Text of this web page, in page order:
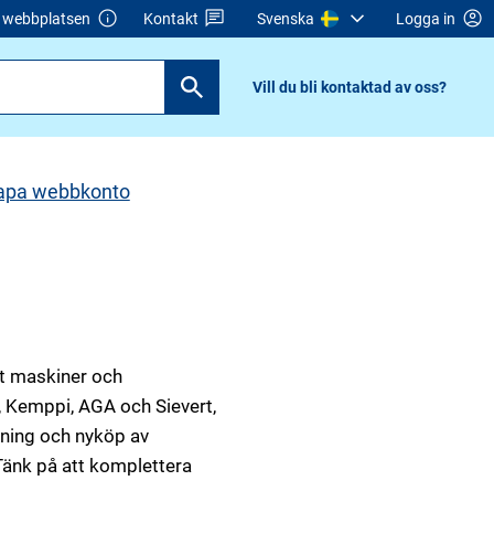
webbplatsen Kontakt Svenska Logga in
Vill du bli kontaktad av oss?
webbkonto
maskiner och
AGA och Sievert,
och nyköp av
på att komplettera